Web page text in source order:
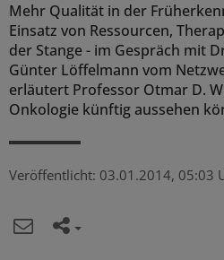
Mehr Qualität in der
Einsatz von Ressourcen,
der Stange - im Gespräch mit
Günter Löffelmann vom
erläutert Professor Otmar D.
Onkologie künftig aussehen
Veröffentlicht: 03.01.2014, 05:03